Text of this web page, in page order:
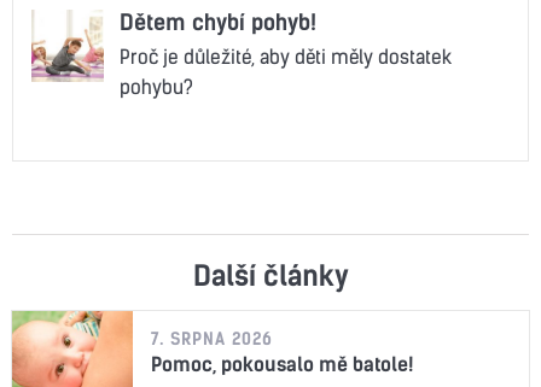
Dětem chybí pohyb!
Proč je důležité, aby děti měly dostatek
pohybu?
Další články
7. SRPNA 2026
Pomoc, pokousalo mě batole!